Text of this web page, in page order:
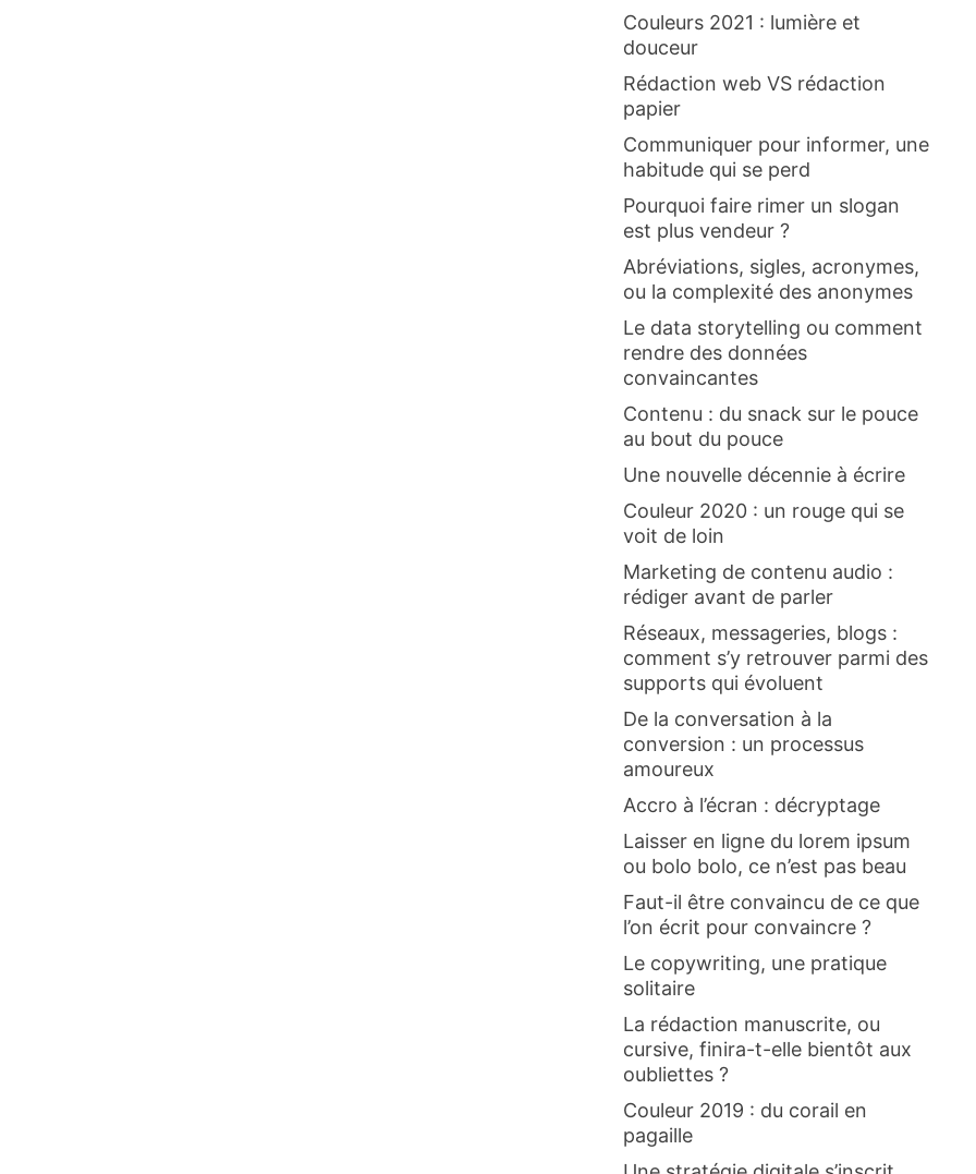
Couleurs 2021 : lumière et
douceur
Rédaction web VS rédaction
papier
Communiquer pour informer, une
habitude qui se perd
Pourquoi faire rimer un slogan
est plus vendeur ?
Abréviations, sigles, acronymes,
ou la complexité des anonymes
Le data storytelling ou comment
rendre des données
convaincantes
Contenu : du snack sur le pouce
au bout du pouce
Une nouvelle décennie à écrire
Couleur 2020 : un rouge qui se
voit de loin
Marketing de contenu audio :
rédiger avant de parler
Réseaux, messageries, blogs :
comment s’y retrouver parmi des
supports qui évoluent
De la conversation à la
conversion : un processus
amoureux
Accro à l’écran : décryptage
Laisser en ligne du lorem ipsum
ou bolo bolo, ce n’est pas beau
Faut-il être convaincu de ce que
l’on écrit pour convaincre ?
Le copywriting, une pratique
solitaire
La rédaction manuscrite, ou
cursive, finira-t-elle bientôt aux
oubliettes ?
Couleur 2019 : du corail en
pagaille